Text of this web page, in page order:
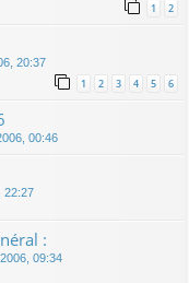
1 2
20:37
1 2 3 4 5 6
00:46
22:27
:
09:34